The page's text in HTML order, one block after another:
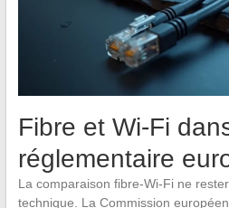
Fibre et Wi-Fi
réglementaire
La comparaison fibre-Wi-Fi ne
technique. La Commission